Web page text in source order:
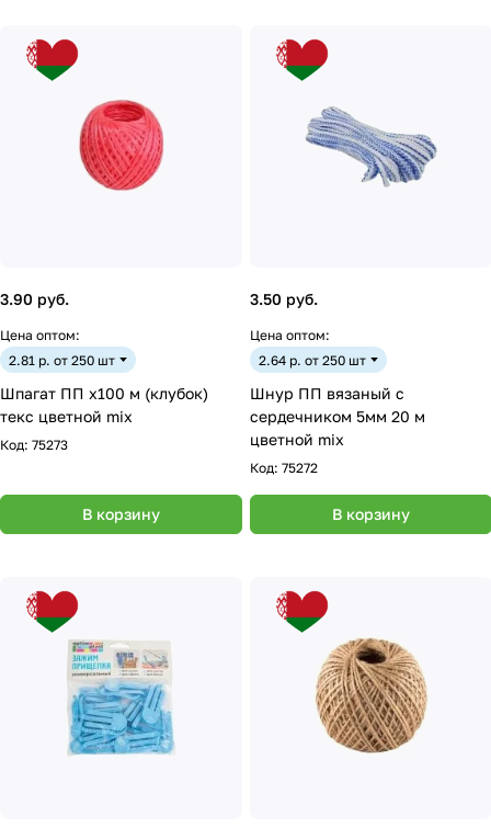
3.90 руб.
Цена оптом:
2.81 р. от 250 шт
Шпагат ПП х100 м (клубок)
текс цветной mix
Код: 75273
В корзину
3.50 руб.
Цена оптом:
2.64 р. от 250 шт
Шнур ПП вязаный с
сердечником 5мм 20 м
цветной mix
Код: 75272
В корзину